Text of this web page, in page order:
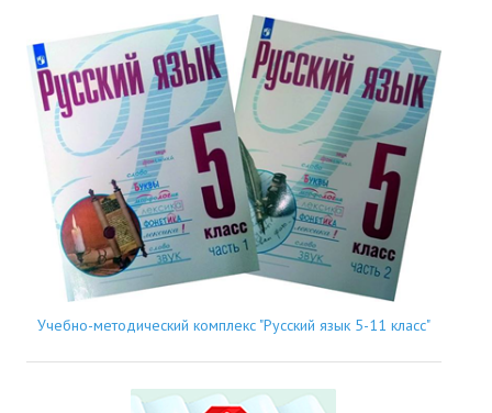
Учебно-методический комплекс "Русский язык 5-11 класс"